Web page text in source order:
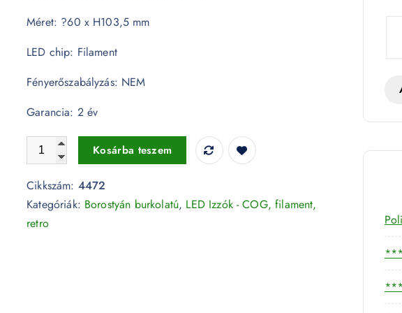
Méret: ?60 x H103,5 mm
LED chip: Filament
Fényerőszabályzás: NEM
Garancia: 2 év
Retro LED izzó - 8W E27 A60 Filament szabadalmi borostyán burkolat 2300K
Kosárba teszem
Cikkszám: 4472
Kategóriák: Borostyán burkolatú, LED Izzók - COG, filament,
retro
***
***